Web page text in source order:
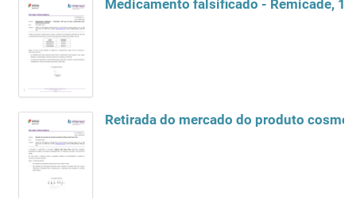
Retirada do mercado do produto